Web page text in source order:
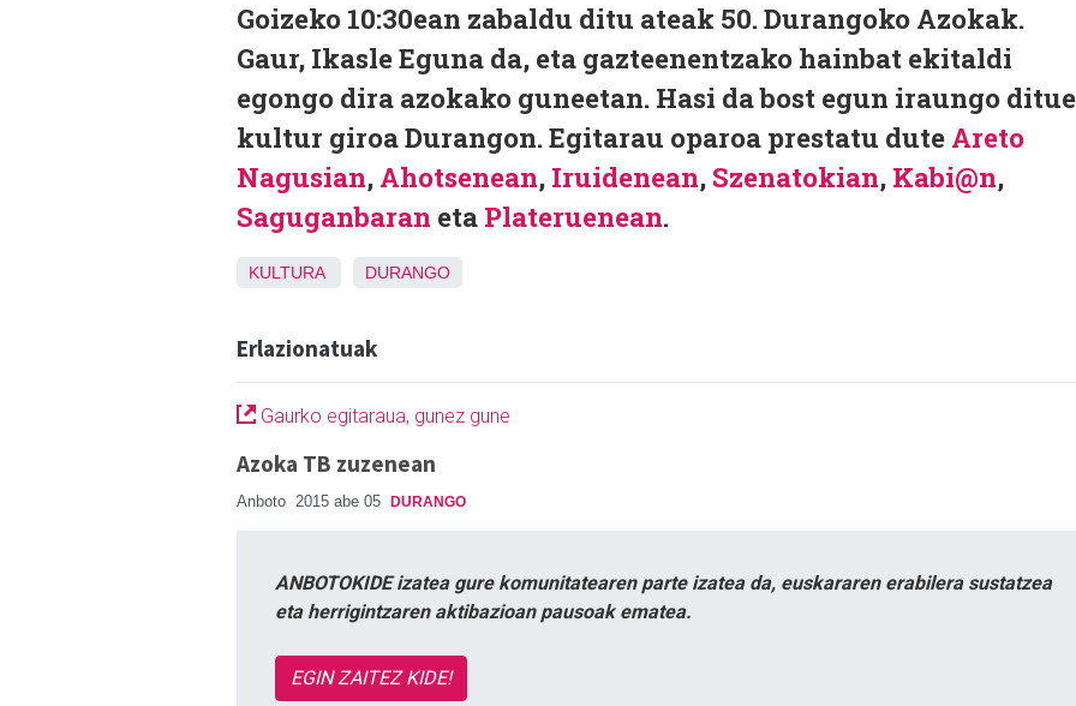
Goizeko 10:30ean zabaldu ditu ateak 50. Durangoko Azokak.
Gaur, Ikasle Eguna da, eta gazteenentzako hainbat ekitaldi
egongo dira azokako guneetan. Hasi da bost egun iraungo
kultur giroa Durangon. Egitarau oparoa prestatu dute Areto
Nagusian, Ahotsenean, Iruidenean, Szenatokian, Kabi@n,
Saguganbaran eta Plateruenean.
KULTURA DURANGO
Erlazionatuak
Gaurko egitaraua, gunez gune
Azoka TB zuzenean
Anboto 2015 abe 05 DURANGO
ANBOTOKIDE izatea gure komunitatearen parte izatea da, euskararen erabilera sustatzea
eta herrigintzaren aktibazioan pausoak ematea.
EGIN ZAITEZ KIDE!